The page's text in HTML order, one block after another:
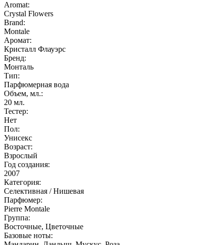
Aromat:
Crystal Flowers
Brand:
Montale
Аромат:
Кристалл Флауэрс
Бренд:
Монталь
Тип:
Парфюмерная вода
Объем, мл.:
20 мл.
Тестер:
Нет
Пол:
Унисекс
Возраст:
Взрослый
Год создания:
2007
Категория:
Селективная / Нишевая
Парфюмер:
Pierre Montale
Группа:
Восточные, Цветочные
Базовые ноты: